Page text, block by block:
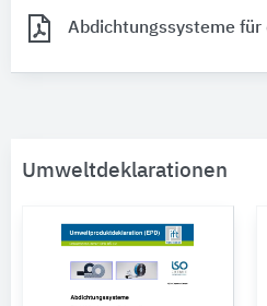
Abdichtungssysteme für
Umweltdeklarationen